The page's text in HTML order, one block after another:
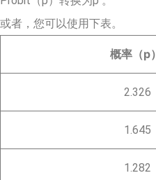
或者，您可以使用下表。
概率（p）
2.326
1.645
1.282